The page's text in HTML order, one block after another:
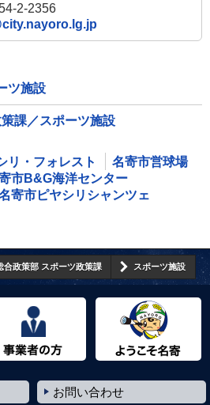
2-2356
ツ施設
課／スポーツ施設
リ・フォレスト
名寄市営球場
市B&G海洋センター
寄市ピヤシリシャンツェ
合政策部 スポーツ政策課 スポーツ施設
お問い合わせ